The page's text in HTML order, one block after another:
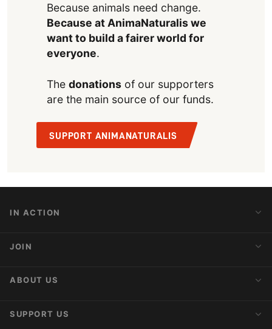
Because animals need change.
Because at AnimaNaturalis we
want to build a fairer world for
everyone.
The donationsof our supporters
are the main source of our funds.
SUPPORT ANIMANATURALIS
IN ACTION
JOIN
Activist Network
ABOUT US
About AnimaNaturalis
SUPPORT US